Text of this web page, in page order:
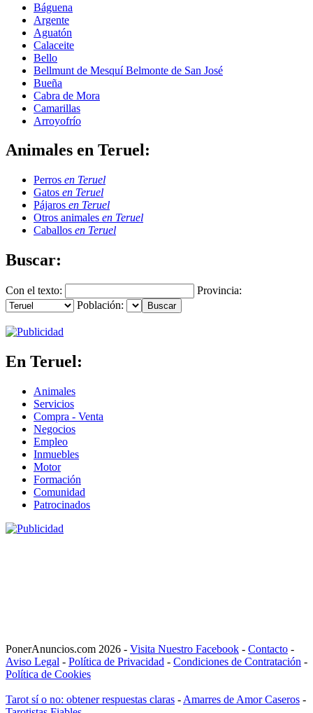
Báguena
Argente
Aguatón
Calaceite
Bello
Bellmunt de Mesquí Belmonte de San José
Bueña
Cabra de Mora
Camarillas
Arroyofrío
Animales en Teruel:
Perros en Teruel
Gatos en Teruel
Pájaros en Teruel
Otros animales en Teruel
Caballos en Teruel
Buscar:
Con el texto:
Provincia:
Población:
En Teruel:
Animales
Servicios
Compra - Venta
Negocios
Empleo
Inmuebles
Motor
Formación
Comunidad
Patrocinados
PonerAnuncios.com 2026 - Visita Nuestro Facebook - Contacto -
Aviso Legal - Política de Privacidad - Condiciones de Contratación -
Política de Cookies
Tarot sí o no: obtener respuestas claras - Amarres de Amor Caseros -